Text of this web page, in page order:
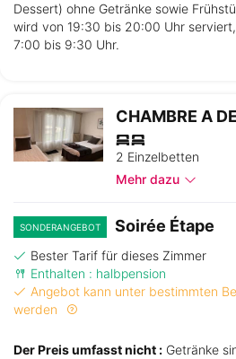
Dessert) ohne Getränke sowie
wird von 19:30 bis 20:00 Uhr
7:00 bis 9:30 Uhr.
CHAMBRE A
2 Einzelbetten
Mehr dazu
SONDERANGEBOT Soirée Étape
Bester Tarif für dieses Zimmer
Enthalten : halbpension
Angebot kann unter bestimmten
werden
Der Preis umfasst nicht : Getränke